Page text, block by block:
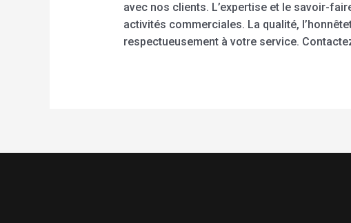
avec nos clients. L’expertise et le savoir-
activités commerciales. La qualité,
respectueusement à votre service.